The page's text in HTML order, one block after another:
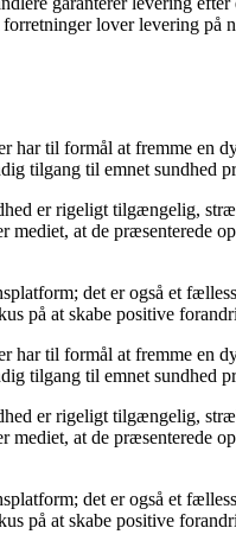
lover levering på
har til formål at fremme en
tilgang til emnet
er rigeligt tilgængelig,
mediet, at de præsenterede
det er også et
på at skabe positive
har til formål at fremme en
tilgang til emnet
er rigeligt tilgængelig,
mediet, at de præsenterede
det er også et
på at skabe positive